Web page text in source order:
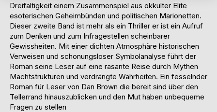
Dreifaltigkeit einem Zusammenspiel aus okkulter Elite
esoterischen Geheimbünden und politischen Marionetten.
Dieser zweite Band ist mehr als ein Thriller er ist ein Aufruf
zum Denken und zum Infragestellen scheinbarer
Gewissheiten. Mit einer dichten Atmosphäre historischen
Verweisen und schonungsloser Symbolanalyse führt der
Roman seine Leser auf eine rasante Reise durch Mythen
Machtstrukturen und verdrängte Wahrheiten. Ein fesselnder
Roman für Leser von Dan Brown die bereit sind über den
Tellerrand hinauszublicken und den Mut haben unbequeme
Fragen zu stellen